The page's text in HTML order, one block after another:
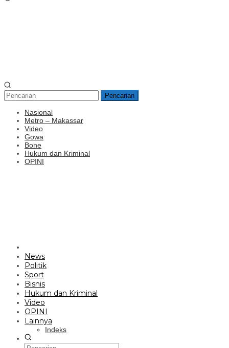
Pencarian
Nasional
Metro – Makassar
Video
Gowa
Bone
Hukum dan Kriminal
OPINI
News
Politik
Sport
Bisnis
Hukum dan Kriminal
Video
OPINI
Lainnya
Indeks